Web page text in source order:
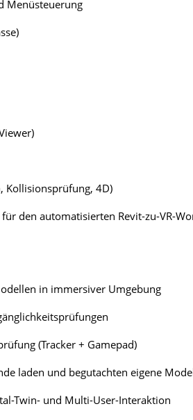
Menüsteuerung
Kollisionsprüfung, 4D)
den automatisierten Revit-zu-VR-
in immersiver Umgebung
(Tracker + Gamepad)
laden und begutachten eigene
Twin- und Multi-User-Interaktion